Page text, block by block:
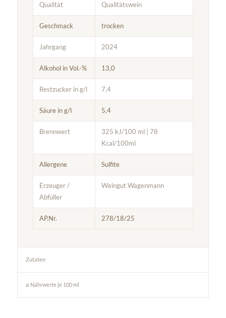
Qualität Qualitätswein
Geschmack trocken
Jahrgang 2024
Alkohol in Vol.-% 13,0
Restzucker in g/l 7,4
Säure in g/l 5,4
Brennwert
325 kJ/100 ml | 78
Kcal/100ml
Allergene Sulfite
Erzeuger /
Abfüller
Weingut Wagenmann
AP.Nr. 278/18/25
Zutaten
⌀ Nährwerte je 100 ml